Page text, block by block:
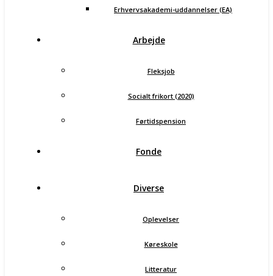
Erhvervsakademi-uddannelser (EA)
Arbejde
Fleksjob
Socialt frikort (2020)
Førtidspension
Fonde
Diverse
Oplevelser
Køreskole
Litteratur